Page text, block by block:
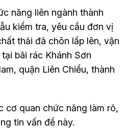
năng liên ngành thành
kiểm tra, yêu cầu đơn vị
thải đã chôn lấp lên, vận
bãi rác Khánh Sơn
quận Liên Chiểu, thành
cơ quan chức năng làm rõ,
tin vấn đề này.